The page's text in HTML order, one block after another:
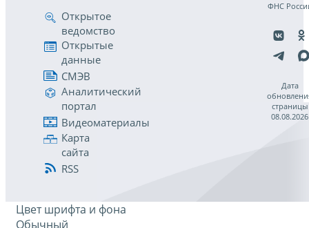
Открытое
ведомство
Открытые
данные
СМЭВ
Аналитический
портал
Видеоматериалы
Карта
сайта
RSS
ФНС
Дата
страницы
08.08.2026
Цвет шрифта и фона
Обычный